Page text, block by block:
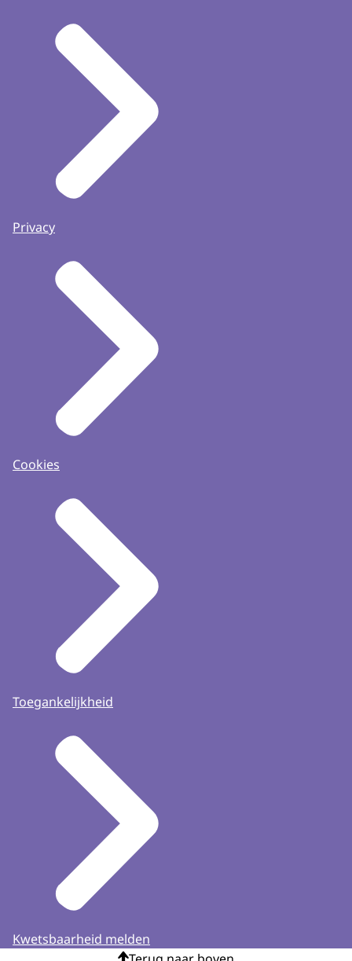
Privacy
Cookies
Toegankelijkheid
Kwetsbaarheid melden